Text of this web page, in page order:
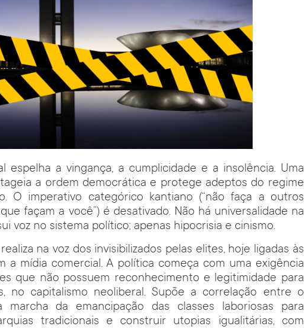
espelha a vingança, a cumplicidade e a insolência. Uma
a ordem democrática e protege adeptos do regime
O imperativo categórico kantiano (“não faça a outros
façam a você”) é desativado. Não há universalidade na
voz no sistema político; apenas hipocrisia e cinismo.
na voz dos invisibilizados pelas elites, hoje ligadas às
a mídia comercial. A política começa com uma exigência
que não possuem reconhecimento e legitimidade para
no capitalismo neoliberal. Supõe a correlação entre o
da emancipação das classes laboriosas para
tradicionais e construir utopias igualitárias, com